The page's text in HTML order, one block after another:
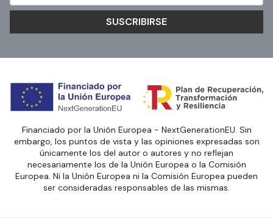
SUSCRIBIRSE
Financiado por la Unión Europea - NextGenerationEU. Sin
embargo, los puntos de vista y las opiniones expresadas son
únicamente los del autor o autores y no reflejan
necesariamente los de la Unión Europea o la Comisión
Europea. Ni la Unión Europea ni la Comisión Europea pueden
ser consideradas responsables de las mismas.